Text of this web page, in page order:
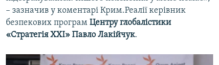
– зазначив у коментарі Крим.Реалії керівник
безпекових програм Центру глобалістики
«Стратегія ХХI» Павло Лакійчук.